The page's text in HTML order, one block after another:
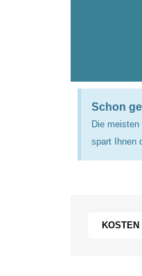
Schon
Die
spart Ihnen
KOSTEN